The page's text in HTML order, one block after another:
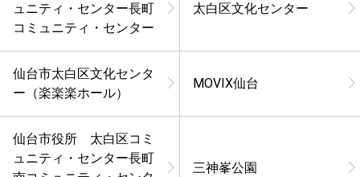
ュニティ・センター長町
コミュニティ・センター
太白区文化センター
仙台市太白区文化センタ
ー（楽楽楽ホール）
MOVIX仙台
仙台市役所 太白区コミ
ュニティ・センター長町
三神峯公園